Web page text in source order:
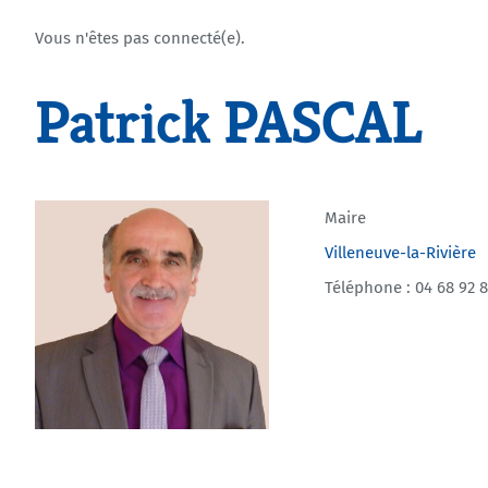
Vous n'êtes pas connecté(e).
Patrick PASCAL
Maire
Villeneuve-la-Rivière
Téléphone : 04 68 92